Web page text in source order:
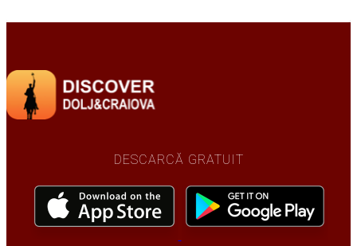
DESCARCĂ GRATUIT